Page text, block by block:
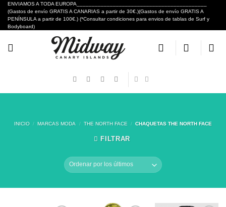
Skip
content
ENVIAMOS A TODA EUROPA___________________________________________
(Gastos de envío GRATIS A CANARIAS a partir de 30€.)(Gastos de envío GRATIS A
PENÍNSULA a partir de 100€.) (*Consultar condiciones para envios de tablas de Surf y
Bodyboard)
INICIO / MARCAS MODA / THE NORTH FACE / CHAQUETAS THE NORTH FACE
FILTRAR